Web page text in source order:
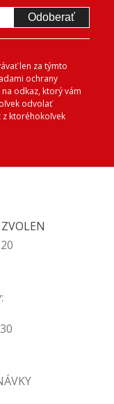
Odoberať
len za týmto
ochrany
odkaz, ktorý vám
odvolať
ktoréhokoľvek